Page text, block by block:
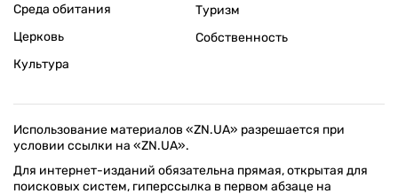
Среда обитания
Церковь
Культура
Туризм
Собственность
Использование материалов «ZN.UA» разрешается при
условии ссылки на «ZN.UA».
Для интернет-изданий обязательна прямая, открытая для
поисковых систем, гиперссылка в первом абзаце на